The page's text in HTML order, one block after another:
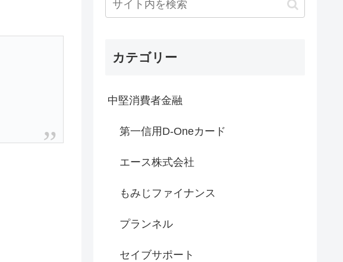
カテゴリー
中堅消費者金融
第一信用D-Oneカード
エース株式会社
もみじファイナンス
プランネル
セイブサポート